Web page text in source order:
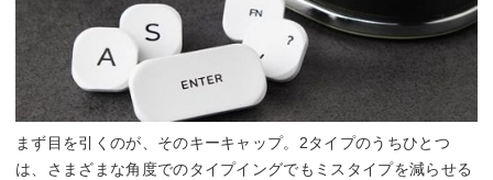
まず目を引くのが、そのキーキャップ。2タイプのうちひとつ
は、さまざまな角度でのタイプイングでもミスタイプを減らせる